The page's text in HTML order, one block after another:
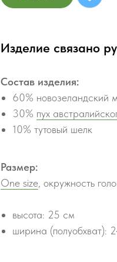
Изделие связано
Состав изделия:
60% новозеландский
30% пух
10% тутовый шелк
Размер:
One size , окружность
высота: 25 см
ширина (полуобхват):